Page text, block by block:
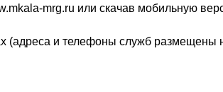
mrg.ru или скачав мобильную
(адреса и телефоны служб размещены